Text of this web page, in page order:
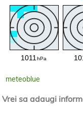
meteoblue
Vrei sa adaugi